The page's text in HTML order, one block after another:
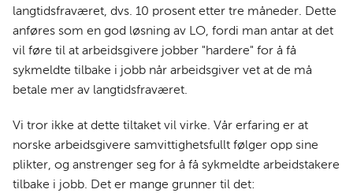
langtidsfraværet, dvs. 10 prosent etter tre måneder. Dette
anføres som en god løsning av LO, fordi man antar at det
vil føre til at arbeidsgivere jobber "hardere" for å få
sykmeldte tilbake i jobb når arbeidsgiver vet at de må
betale mer av langtidsfraværet.
Vi tror ikke at dette tiltaket vil virke. Vår erfaring er at
norske arbeidsgivere samvittighetsfullt følger opp sine
plikter, og anstrenger seg for å få sykmeldte arbeidstakere
tilbake i jobb. Det er mange grunner til det: